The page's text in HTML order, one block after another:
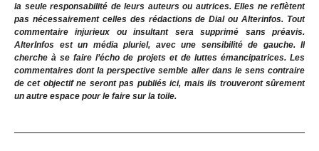
la seule responsabilité de leurs auteurs ou autrices. Elles ne reflètent
pas nécessairement celles des rédactions de Dial ou Alterinfos. Tout
commentaire injurieux ou insultant sera supprimé sans préavis.
AlterInfos est un média pluriel, avec une sensibilité de gauche. Il
cherche à se faire l’écho de projets et de luttes émancipatrices. Les
commentaires dont la perspective semble aller dans le sens contraire
de cet objectif ne seront pas publiés ici, mais ils trouveront sûrement
un autre espace pour le faire sur la toile.